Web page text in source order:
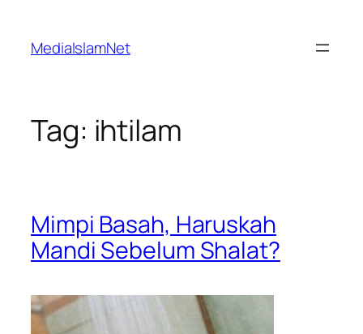
content
MediaIslamNet
Tag: ihtilam
Mimpi Basah, Haruskah
Mandi Sebelum Shalat?